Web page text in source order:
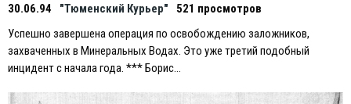
30.06.94 "Тюменский Курьер"
521 просмотров
Успешно завершена операция по освобождению заложников,
захваченных в Минеральных Водах. Это уже третий подобный
инцидент с начала года. *** Борис…